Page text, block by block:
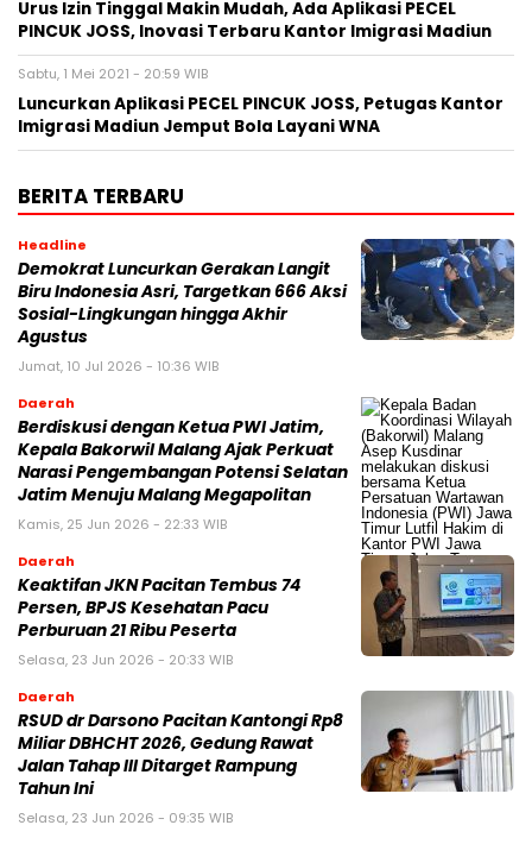
Urus Izin Tinggal Makin Mudah, Ada Aplikasi PECEL
PINCUK JOSS, Inovasi Terbaru Kantor Imigrasi Madiun
Sabtu, 1 Mei 2021 - 20:59 WIB
Luncurkan Aplikasi PECEL PINCUK JOSS, Petugas Kantor
Imigrasi Madiun Jemput Bola Layani WNA
BERITA TERBARU
Headline
Demokrat Luncurkan Gerakan Langit
Biru Indonesia Asri, Targetkan 666 Aksi
Sosial-Lingkungan hingga Akhir
Agustus
Jumat, 10 Jul 2026 - 10:36 WIB
Daerah
Berdiskusi dengan Ketua PWI Jatim,
Kepala Bakorwil Malang Ajak Perkuat
Narasi Pengembangan Potensi Selatan
Jatim Menuju Malang Megapolitan
Kamis, 25 Jun 2026 - 22:33 WIB
Daerah
Keaktifan JKN Pacitan Tembus 74
Persen, BPJS Kesehatan Pacu
Perburuan 21 Ribu Peserta
Selasa, 23 Jun 2026 - 20:33 WIB
Daerah
RSUD dr Darsono Pacitan Kantongi Rp8
Miliar DBHCHT 2026, Gedung Rawat
Jalan Tahap III Ditarget Rampung
Tahun Ini
Selasa, 23 Jun 2026 - 09:35 WIB